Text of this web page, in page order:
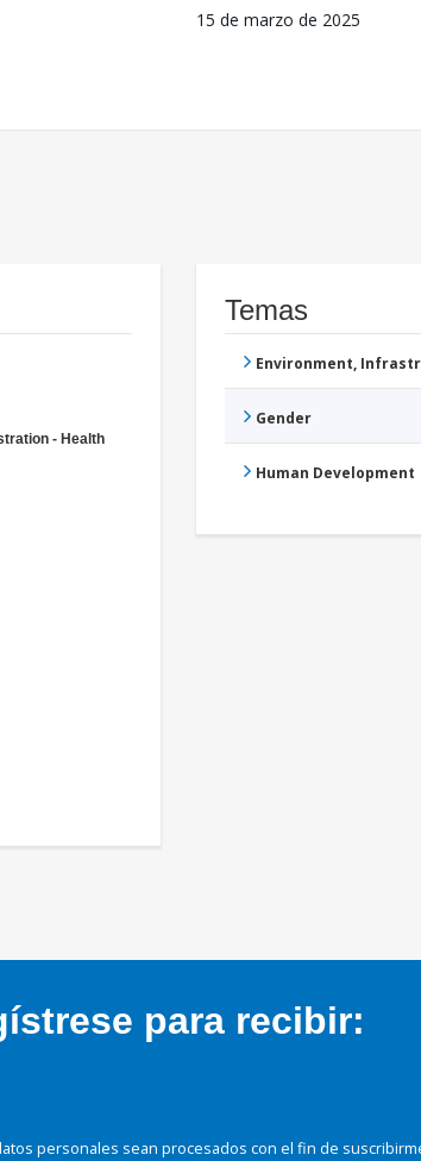
15 de marzo de 2025
- Health
Temas
Environment,
Gender
Human Development
para recibir:
personales sean procesados con el fin de